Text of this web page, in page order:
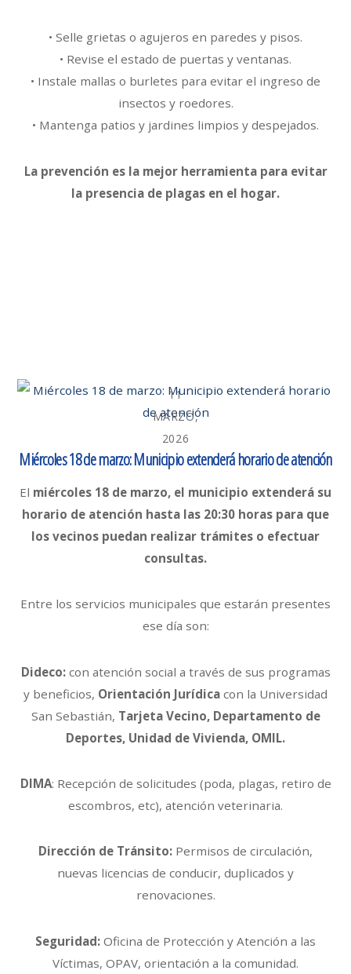
• Selle grietas o agujeros en paredes y pisos.
• Revise el estado de puertas y ventanas.
• Instale mallas o burletes para evitar el ingreso de
insectos y roedores.
• Mantenga patios y jardines limpios y despejados.
La prevención es la mejor herramienta para evitar
la presencia de plagas en el hogar.
11
MARZO,
2026
Miércoles 18 de marzo: Municipio extenderá horario de atención
El miércoles 18 de marzo, el municipio extenderá su
horario de atención hasta las 20:30 horas para que
los vecinos puedan realizar trámites o efectuar
consultas.
Entre los servicios municipales que estarán presentes
ese día son:
Dideco:con atención social a través de sus programas
y beneficios, Orientación Jurídica con la Universidad
San Sebastián, Tarjeta Vecino, Departamento de
Deportes, Unidad de Vivienda, OMIL.
DIMA: Recepción de solicitudes (poda, plagas, retiro de
escombros, etc), atención veterinaria.
Dirección de Tránsito: Permisos de circulación,
nuevas licencias de conducir, duplicados y
renovaciones.
Seguridad: Oficina de Protección y Atención a las
Víctimas, OPAV, orientación a la comunidad.